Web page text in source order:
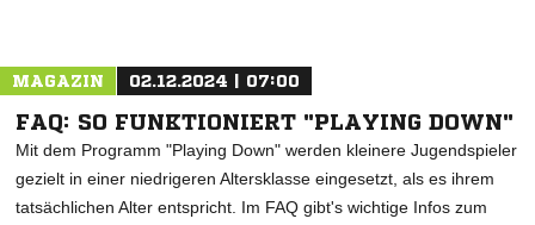
MAGAZIN 02.12.2024 | 07:00
FAQ: SO FUNKTIONIERT "PLAYING DOWN"
Mit dem Programm "Playing Down" werden kleinere Jugendspieler
gezielt in einer niedrigeren Altersklasse eingesetzt, als es ihrem
tatsächlichen Alter entspricht. Im FAQ gibt's wichtige Infos zum